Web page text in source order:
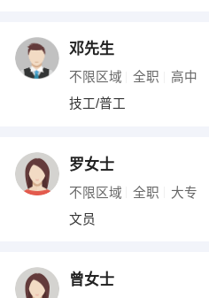
邓先生
不限区域 全职 高中
技工/普工
罗女士
不限区域 全职 大专
文员
曾女士